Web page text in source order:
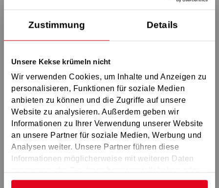
Zustimmung Details
Unsere Kekse krümeln nicht
Wir verwenden Cookies, um Inhalte und Anzeigen zu
personalisieren, Funktionen für soziale Medien
anbieten zu können und die Zugriffe auf unsere
Website zu analysieren. Außerdem geben wir
Informationen zu Ihrer Verwendung unserer Website
an unsere Partner für soziale Medien, Werbung und
Analysen weiter. Unsere Partner führen diese
Informationen möglicherweise mit weiteren Daten
die sie im Rahmen Ihrer Nutzung der Dienste
GS Schweinfurt
GS Würzburg
GS Bamberg
GS Erlangen
GS Nürnberg
GS Westmittelfranken
GS Amberg
GS Regensburg
GS Ingolstadt
GS Schwabach